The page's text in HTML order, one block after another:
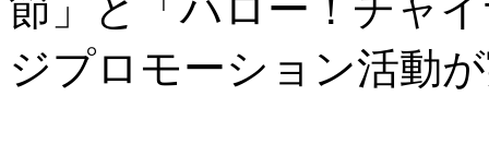
ジプロモーション活動